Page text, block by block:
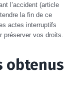
l’accident (article
la fin de ce
actes interruptifs
préserver vos droits.
obtenus